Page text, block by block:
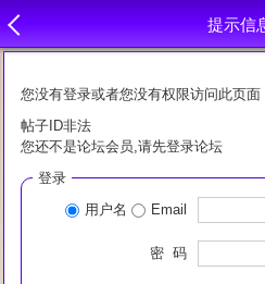
提示信
您没有登录或者您没有权限访问此页
帖子ID非法
您还不是论坛会员,请先登录论坛
登录
用户名
Email
密 码